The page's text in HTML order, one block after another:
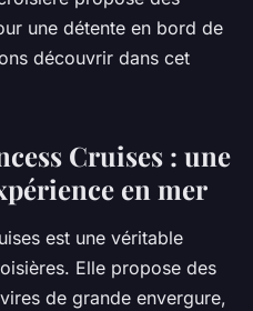
une détente en bord de
découvrir dans cet
Cruises : une
en mer
est une véritable
Elle propose des
de grande envergure,